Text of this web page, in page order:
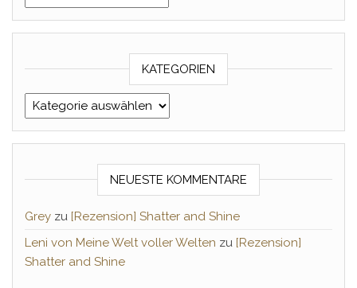
KATEGORIEN
Kategorien
NEUESTE KOMMENTARE
Grey zu [Rezension] Shatter and Shine
Leni von Meine Welt voller Welten zu [Rezension]
Shatter and Shine